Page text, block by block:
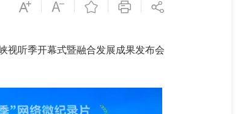
视听季开幕式暨融合发展成果发布会